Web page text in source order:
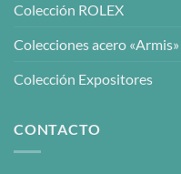
Colección ROLEX
Colecciones acero «Armis»
Colección Expositores
CONTACTO